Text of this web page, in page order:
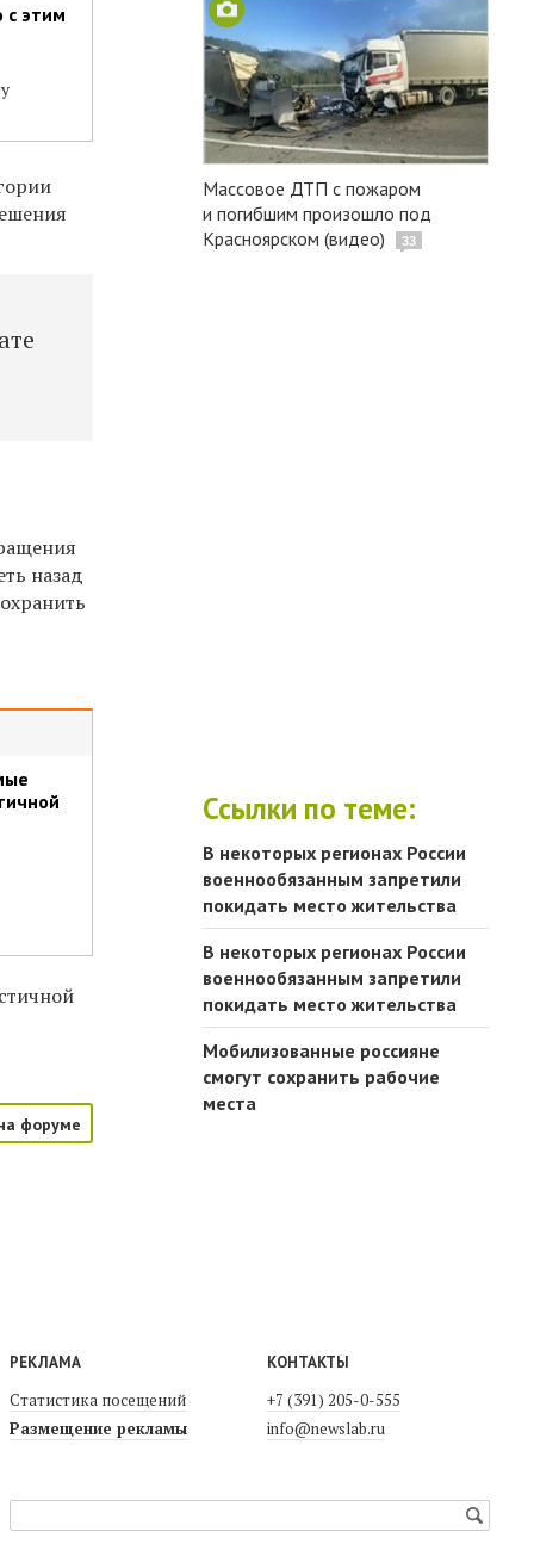
с этим
назад
форуме
Массовое ДТП с пожаром
и погибшим произошло под
Красноярском (видео)
33
Ссылки по теме:
В некоторых регионах России
военнообязанным запретили
покидать место жительства
В некоторых регионах России
военнообязанным запретили
покидать место жительства
Мобилизованные россияне
смогут сохранить рабочие
места
РЕКЛАМА
Статистика посещений
Размещение рекламы
КОНТАКТЫ
+7 (391) 205-0-555
info@newslab.ru